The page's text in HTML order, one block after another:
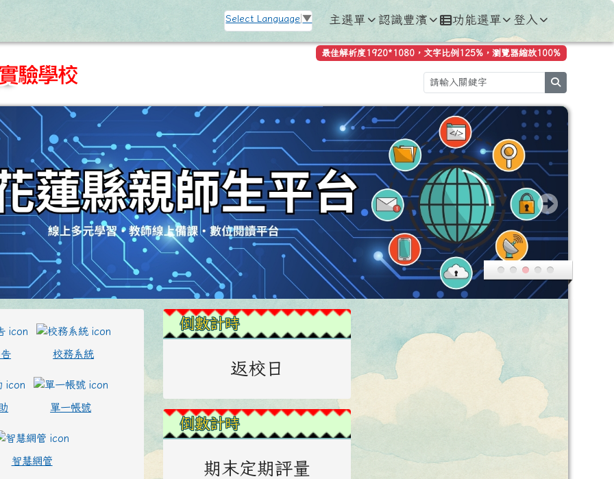
Select Language ▼ 主選單 認識豐濱 功能選單 登入
最佳解析度1920*1080，文字比例125%，瀏覽器縮放100%
校務系統
單一帳號
智慧網管
左邊區域內容
倒數計時
返校日
倒數計時
期末定期評量